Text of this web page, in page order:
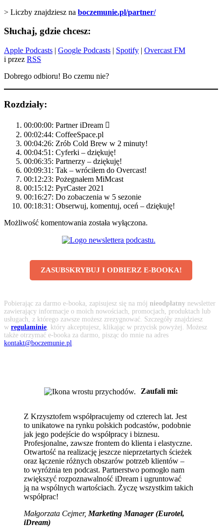
> Liczby znajdziesz na boczemunie.pl/partner/
Słuchaj, gdzie chcesz:
Apple Podcasts | Google Podcasts | Spotify | Overcast FM
i przez RSS
Dobrego odbioru! Bo czemu nie?
Rozdziały:
00:00:00: Partner iDream 
00:02:44: CoffeeSpace.pl
00:04:26: Zrób Cold Brew w 2 minuty!
00:04:51: Cyferki – dziękuję!
00:06:35: Partnerzy – dziękuję!
00:09:31: Tak – wróciłem do Overcast!
00:12:23: Pożegnałem MiMcast
00:15:12: PyrCaster 2021
00:16:27: Do zobaczenia w 5 sezonie
00:18:31: Obserwuj, komentuj, oceń – dziękuję!
Możliwość komentowania została wyłączona.
ZASUBSKRYBUJ I ODBIERZ E-BOOKA!
Pobierając za darmo e-booka, zapisujesz się na mój nieodpłatny newsletter
zawierający informacje o moich nowościach, promocjach, produktach lub
usługach, z którego zawsze możesz zrezygnować. Szczegóły znajdziesz
w regulaminie , który akceptujesz, klikając w przycisk powyżej. Możesz
także otrzymać e-booka za darmo, pisząc do mnie na adres
kontakt@boczemunie.pl
Zaufali mi:
Z Krzysztofem współpracujemy od czterech lat. Jest
to unikatowe na rynku polskich podcastów, podobnie
jak jego podejście do współpracy i biznesu.
Profesjonalne, zawsze frontem do klienta i elastyczne.
Otwartość na realizację jeszcze nieprzetartych ścieżek
oraz łączenie różnych obszarów potrzeb klientów –
to wyróżnia ten podcast. Partnerstwo pomogło nam
zwiększyć rozpoznawalność iDream i ugruntować
ją na wspólnych wartościach. Życzę wszystkim takich
współprac!
Małgorzata Cejmer, Marketing Manager (Eurotel,
iDream)